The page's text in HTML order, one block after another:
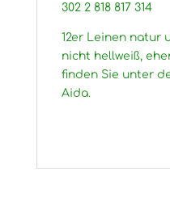
302 2 818 817 314
12er Leinen natur
nicht hellweiß,
finden Sie unter
Aida.